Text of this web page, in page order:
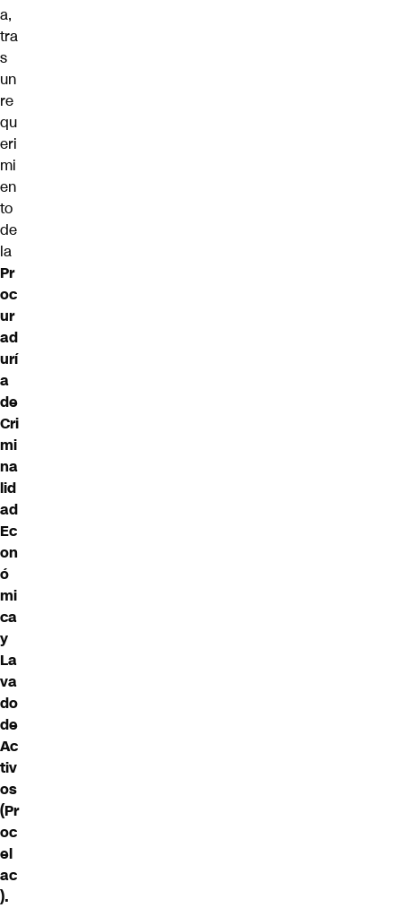
a,
tra
s
un
re
qu
eri
mi
en
to
de
la
Pr
oc
ur
ad
urí
a
de
Cri
mi
na
lid
ad
Ec
on
ó
mi
ca
y
La
va
do
de
Ac
tiv
os
(Pr
oc
el
ac
).